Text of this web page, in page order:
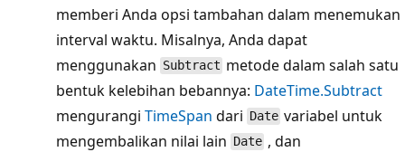
memberi Anda opsi tambahan dalam menemukan
interval waktu. Misalnya, Anda dapat
menggunakan Subtract metode dalam salah satu
bentuk kelebihan bebannya: DateTime.Subtract
mengurangi TimeSpan dari Date variabel untuk
mengembalikan nilai lain Date , dan